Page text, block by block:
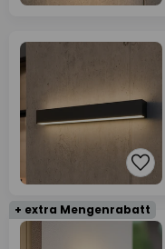
+ extra Mengenrabatt